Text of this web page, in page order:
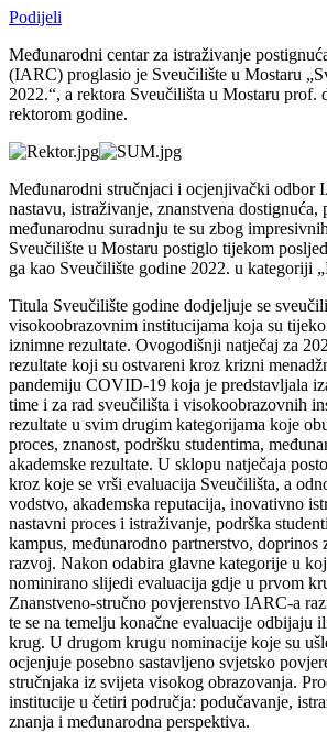
Podijeli
Međunarodni centar za istraživanje
(IARC) proglasio je Sveučilište u Mostaru
2022.“, a rektora Sveučilišta u Mostaru prof.
rektorom godine.
Međunarodni stručnjaci i ocjenjivački odbor
nastavu, istraživanje, znanstvena dostignuća,
međunarodnu suradnju te su zbog
Sveučilište u Mostaru postiglo tijekom
ga kao Sveučilište godine 2022. u kategoriji
Titula Sveučilište godine dodjeljuje se
visokoobrazovnim institucijama koja su
iznimne rezultate. Ovogodišnji natječaj za
rezultate koji su ostvareni kroz krizni
pandemiju COVID-19 koja je predstavljala
time i za rad sveučilišta i visokoobrazovnih
rezultate u svim drugim kategorijama koje
proces, znanost, podršku studentima,
akademske rezultate. U sklopu natječaja
kroz koje se vrši evaluacija Sveučilišta, a
vodstvo, akademska reputacija, inovativno
nastavni proces i istraživanje, podrška
kampus, međunarodno partnerstvo,
razvoj. Nakon odabira glavne kategorije u
nominirano slijedi evaluacija gdje u prvom
Znanstveno-stručno povjerenstvo IARC-a
te se na temelju konačne evaluacije odbijaju
krug. U drugom krugu nominacije koje su
ocjenjuje posebno sastavljeno svjetsko
stručnjaka iz svijeta visokog obrazovanja.
institucije u četiri područja: podučavanje,
znanja i međunarodna perspektiva.